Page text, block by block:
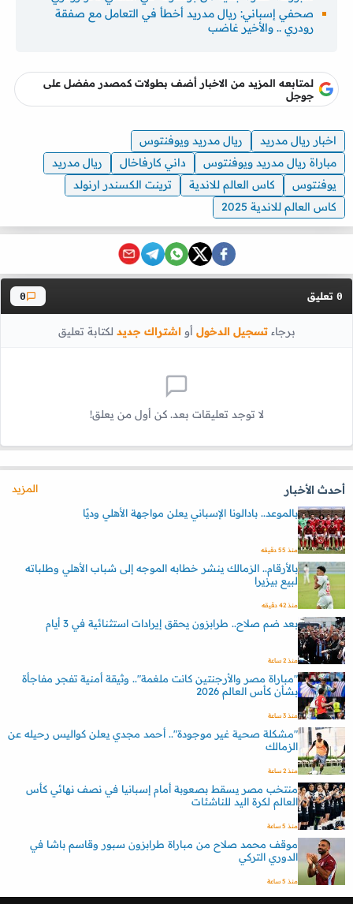
صحفي إسباني: ريال مدريد أخطأ في التعامل مع صفقة
رودري .. والأخير غاضب
لمتابعه المزيد من الاخبار أضف بطولات كمصدر مفضل على
جوجل
اخبار ريال مدريد
ريال مدريد ويوفنتوس
مباراة ريال مدريد ويوفنتوس
داني كارفاخال
ريال مدريد
يوفنتوس
كاس العالم للاندية
ترينت الكسندر ارنولد
كاس العالم للاندية 2025
0 تعليق 0
برجاءتسجيل الدخول أواشتراك جديد لكتابة تعليق
لا توجد تعليقات بعد. كن أول من يعلق!
أحدث الأخبار
المزيد
بالموعد.. بادالونا الإسباني يعلن مواجهة الأهلي وديًا
منذ 55 دقيقه
بالأرقام.. الزمالك ينشر خطابه الموجه إلى شباب الأهلي وطلباته
لبيع بيزيرا
منذ 42 دقيقه
بعد ضم صلاح.. طرابزون يحقق إيرادات استثنائية في 3 أيام
منذ 2 ساعة
"مباراة مصر والأرجنتين كانت ملغمة".. وثيقة أمنية تفجر مفاجأة
بشأن كأس العالم 2026
منذ 3 ساعة
"مشكلة صحية غير موجودة".. أحمد مجدي يعلن كواليس رحيله عن
الزمالك
منذ 2 ساعة
منتخب مصر يسقط بصعوبة أمام إسبانيا في نصف نهائي كأس
العالم لكرة اليد للناشئات
منذ 5 ساعة
موقف محمد صلاح من مباراة طرابزون سبور وقاسم باشا في
الدوري التركي
منذ 5 ساعة